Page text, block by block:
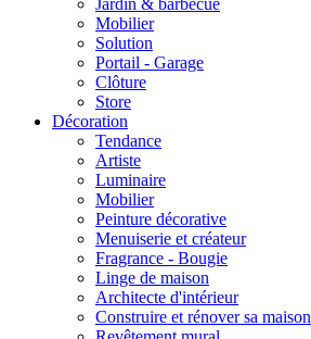
Jardin & barbecue
Mobilier
Solution
Portail - Garage
Clôture
Store
Décoration
Tendance
Artiste
Luminaire
Mobilier
Peinture décorative
Menuiserie et créateur
Fragrance - Bougie
Linge de maison
Architecte d'intérieur
Construire et rénover sa maison